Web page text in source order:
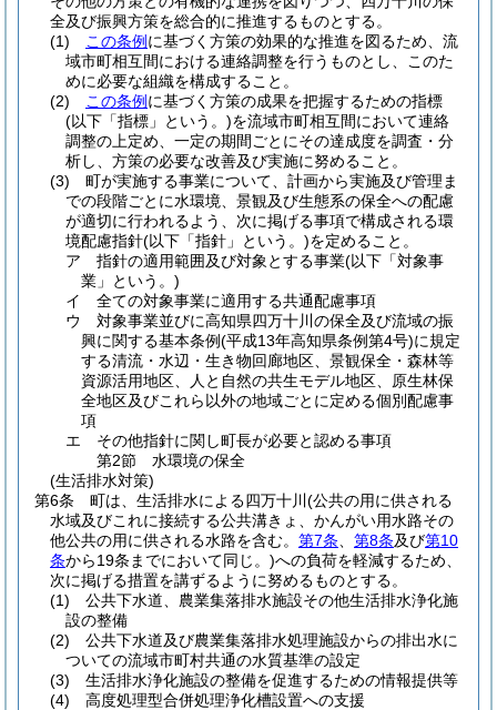
全及び振興方策を総合的に推進するものとする。
(1)
この条例 に基づく方策の効果的な推進を図るため、流
域市町相互間における連絡調整を行うものとし、このた
めに必要な組織を構成すること。
(2)
この条例 に基づく方策の成果を把握するための指標
(以下「指標」という。)を流域市町相互間において連絡
調整の上定め、一定の期間ごとにその達成度を調査・分
析し、方策の必要な改善及び実施に努めること。
(3)
町が実施する事業について、計画から実施及び管理ま
での段階ごとに水環境、景観及び生態系の保全への配慮
が適切に行われるよう、次に掲げる事項で構成される環
境配慮指針(以下「指針」という。)を定めること。
ア
指針の適用範囲及び対象とする事業(以下「対象事
業」という。)
イ
全ての対象事業に適用する共通配慮事項
ウ
対象事業並びに高知県四万十川の保全及び流域の振
興に関する基本条例(平成13年高知県条例第4号)に規定
する清流・水辺・生き物回廊地区、景観保全・森林等
資源活用地区、人と自然の共生モデル地区、原生林保
全地区及びこれら以外の地域ごとに定める個別配慮事
項
エ
その他指針に関し町長が必要と認める事項
第2節
水環境の保全
(生活排水対策)
第6条
町は、生活排水による四万十川 (公共の用に供される
水域及びこれに接続する公共溝きょ、かんがい用水路その
他公共の用に供される水路を含む。 第7条 第8条及び第10
条から19条までにおいて同じ。)への負荷を軽減するため、
次に掲げる措置を講ずるように努めるものとする。
(1)
公共下水道、農業集落排水施設その他生活排水浄化施
設の整備
(2)
公共下水道及び農業集落排水処理施設からの排出水に
ついての流域市町村共通の水質基準の設定
(3)
生活排水浄化施設の整備を促進するための情報提供等
(4)
高度処理型合併処理浄化槽設置への支援